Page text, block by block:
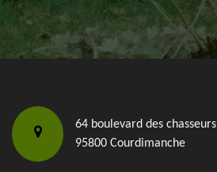
64 boulevard des chasseurs
95800 Courdimanche